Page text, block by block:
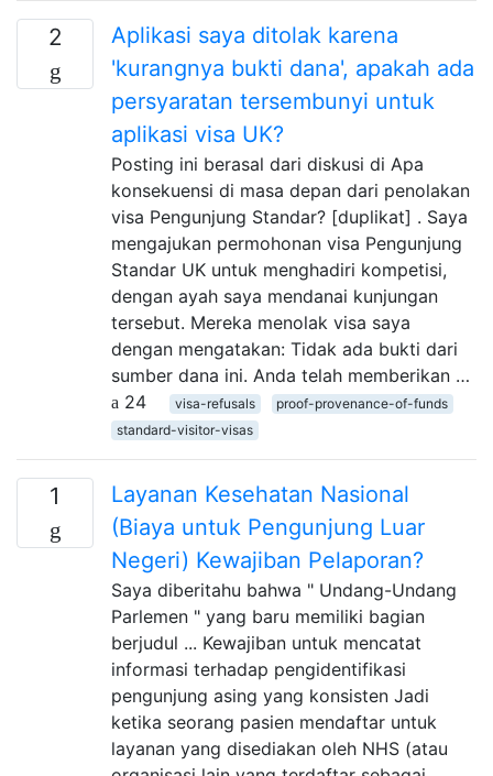
2
Aplikasi saya ditolak karena
'kurangnya bukti dana', apakah ada
persyaratan tersembunyi untuk
aplikasi visa UK?
Posting ini berasal dari diskusi di Apa
konsekuensi di masa depan dari penolakan
visa Pengunjung Standar? [duplikat] . Saya
mengajukan permohonan visa Pengunjung
Standar UK untuk menghadiri kompetisi,
dengan ayah saya mendanai kunjungan
tersebut. Mereka menolak visa saya
dengan mengatakan: Tidak ada bukti dari
sumber dana ini. Anda telah memberikan …
24
visa-refusals
proof-provenance-of-funds
standard-visitor-visas
1
Layanan Kesehatan Nasional
(Biaya untuk Pengunjung Luar
Negeri) Kewajiban Pelaporan?
Saya diberitahu bahwa " Undang-Undang
Parlemen " yang baru memiliki bagian
berjudul ... Kewajiban untuk mencatat
informasi terhadap pengidentifikasi
pengunjung asing yang konsisten Jadi
ketika seorang pasien mendaftar untuk
layanan yang disediakan oleh NHS (atau